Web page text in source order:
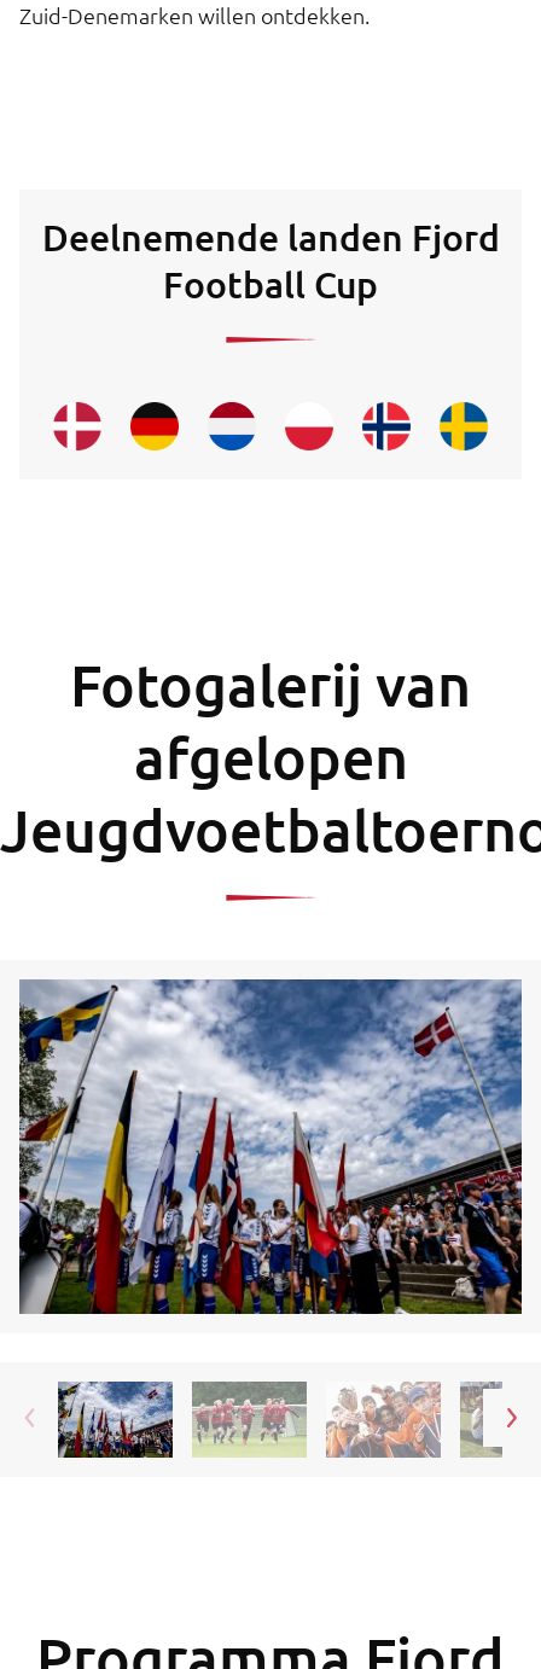
Zuid-Denemarken willen ontdekken.
Deelnemende landen Fjord
Football Cup
Fotogalerij van
afgelopen